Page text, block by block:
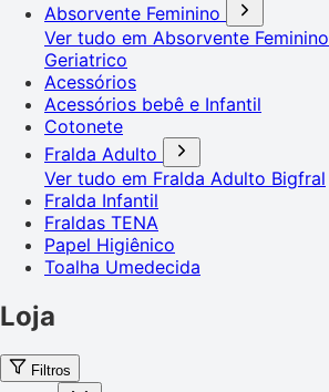
Absorvente Feminino
Ver tudo em Absorvente Feminino
Geriatrico
Acessórios
Acessórios bebê e Infantil
Cotonete
Fralda Adulto
Ver tudo em Fralda Adulto Bigfral
Fralda Infantil
Fraldas TENA
Papel Higiênico
Toalha Umedecida
Loja
Filtros